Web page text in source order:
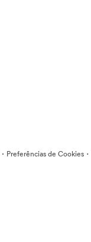
· Preferências de Cookies ·